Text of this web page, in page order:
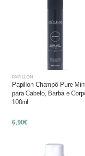
PAPILLON
Papillon Champô Pure
para Cabelo, Barba e
100ml
6,90€